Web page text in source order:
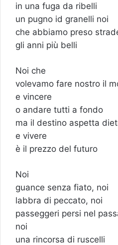
in una fuga da ribelli
un pugno id granelli noi
che abbiamo preso
gli anni più belli
Noi che
volevamo fare nostro il
e vincere
o andare tutti a fondo
ma il destino aspetta
e vivere
è il prezzo del futuro
Noi
guance senza fiato, noi
labbra di peccato, noi
passeggeri persi nel
noi
una rincorsa di ruscelli